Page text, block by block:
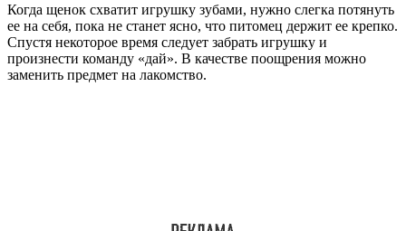
Когда щенок схватит игрушку зубами, нужно слегка потянуть
ее на себя, пока не станет ясно, что питомец держит ее крепко.
Спустя некоторое время следует забрать игрушку и
произнести команду «дай». В качестве поощрения можно
заменить предмет на лакомство.